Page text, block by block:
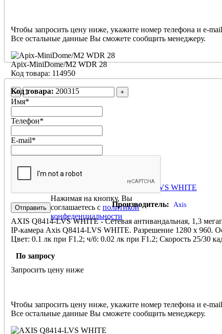
Чтобы запросить цену ниже, укажите номер телефона и e-
Все остальные данные Вы сможете сообщить менеджеру.
Apix-MiniDome/M2 WDR 28
Код товара: 114950
- +
Имя*
Телефон*
E-mail*
Нажимая на кнопку, Вы
соглашаетесь с политикой
конфеденциальности
Код товара: 200315
AXIS Q8414-LVS WHITE
Производитель:
Axis
AXIS Q8414-LVS WHITE - Сетевая антивандальная, 1,3
IP-камера Axis Q8414-LVS WHITE. Разрешение 1280 x 960.
Цвет: 0.1 лк при F1.2; ч/б: 0.02 лк при F1.2; Скорость 25/30
ночь. Стандарт сжатия H.264 (MPEG-4 Part 10/AVC)
profiles, Motion JPEG. Питание PoE Class 3, max. 8.7 W.
По запросу
Запросить цену ниже
Чтобы запросить цену ниже, укажите номер телефона и e-
Все остальные данные Вы сможете сообщить менеджеру.